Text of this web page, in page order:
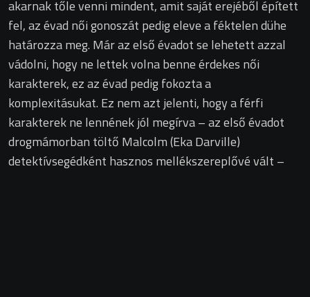
akarnak tőle venni mindent, amit saját erejéből épített
fel, az évad női gonoszát pedig eleve a féktelen dühe
határozza meg. Már az első évadot se lehetett azzal
vádolni, hogy ne lettek volna benne érdekes női
karakterek, ez az évad pedig fokozta a
komplexitásukat. Ez nem azt jelenti, hogy a férfi
karakterek ne lennének jól megírva – az első évadot
drogmámorban töltő Malcolm (Eka Darville)
detektívsegédként hasznos mellékszereplővé vált –